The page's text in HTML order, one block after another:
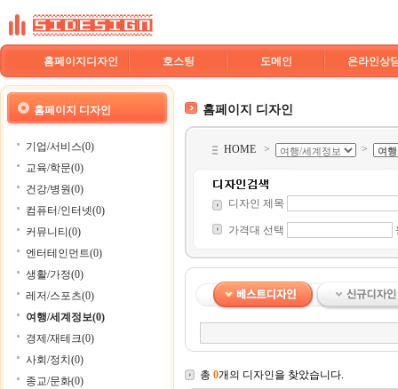
홈페이지디자인 호스팅 도메인 온라인상
홈페이지 디자인
기업/서비스(0)
교육/학문(0)
건강/병원(0)
컴퓨터/인터넷(0)
커뮤니티(0)
엔터테인먼트(0)
생활/가정(0)
레저/스포츠(0)
여행/세계정보(0)
경제/재테크(0)
사회/정치(0)
종교/문화(0)
홈페이지 디자인
HOME > >
디자인 제목
가격대 선택
총 0개의 디자인을 찾았습니다.